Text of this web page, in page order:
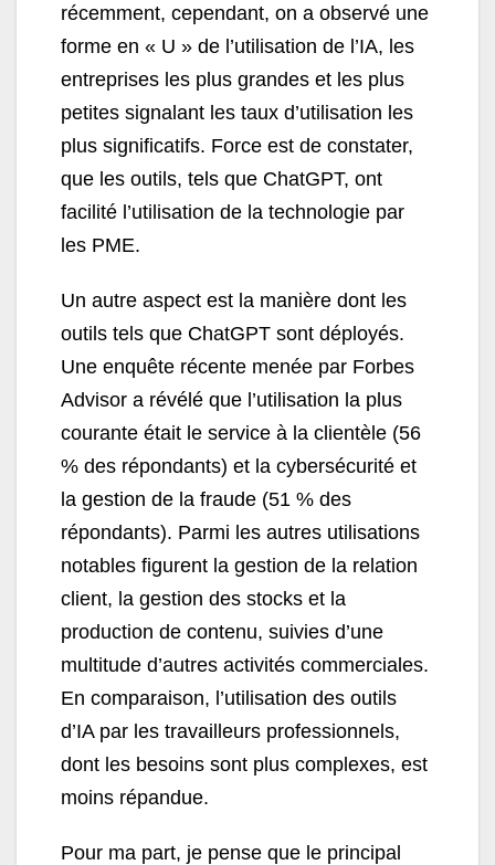
récemment, cependant, on a observé une
forme en « U » de l’utilisation de l’IA, les
entreprises les plus grandes et les plus
petites signalant les taux d’utilisation les
plus significatifs. Force est de constater,
que les outils, tels que ChatGPT, ont
facilité l’utilisation de la technologie par
les PME.
Un autre aspect est la manière dont les
outils tels que ChatGPT sont déployés.
Une enquête récente menée par Forbes
Advisor a révélé que l’utilisation la plus
courante était le service à la clientèle (56
% des répondants) et la cybersécurité et
la gestion de la fraude (51 % des
répondants). Parmi les autres utilisations
notables figurent la gestion de la relation
client, la gestion des stocks et la
production de contenu, suivies d’une
multitude d’autres activités commerciales.
En comparaison, l’utilisation des outils
d’IA par les travailleurs professionnels,
dont les besoins sont plus complexes, est
moins répandue.
Pour ma part, je pense que le principal